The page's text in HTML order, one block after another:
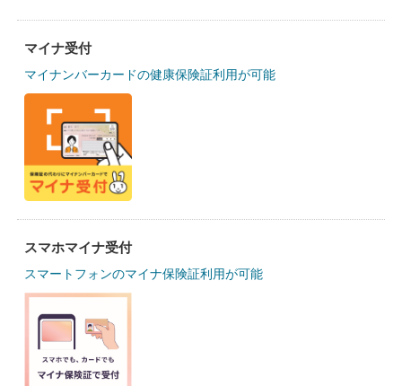
マイナ受付
マイナンバーカードの健康保険証利用が可能
スマホマイナ受付
スマートフォンのマイナ保険証利用が可能